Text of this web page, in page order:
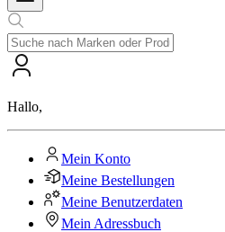
Hallo,
Mein Konto
Meine Bestellungen
Meine Benutzerdaten
Mein Adressbuch